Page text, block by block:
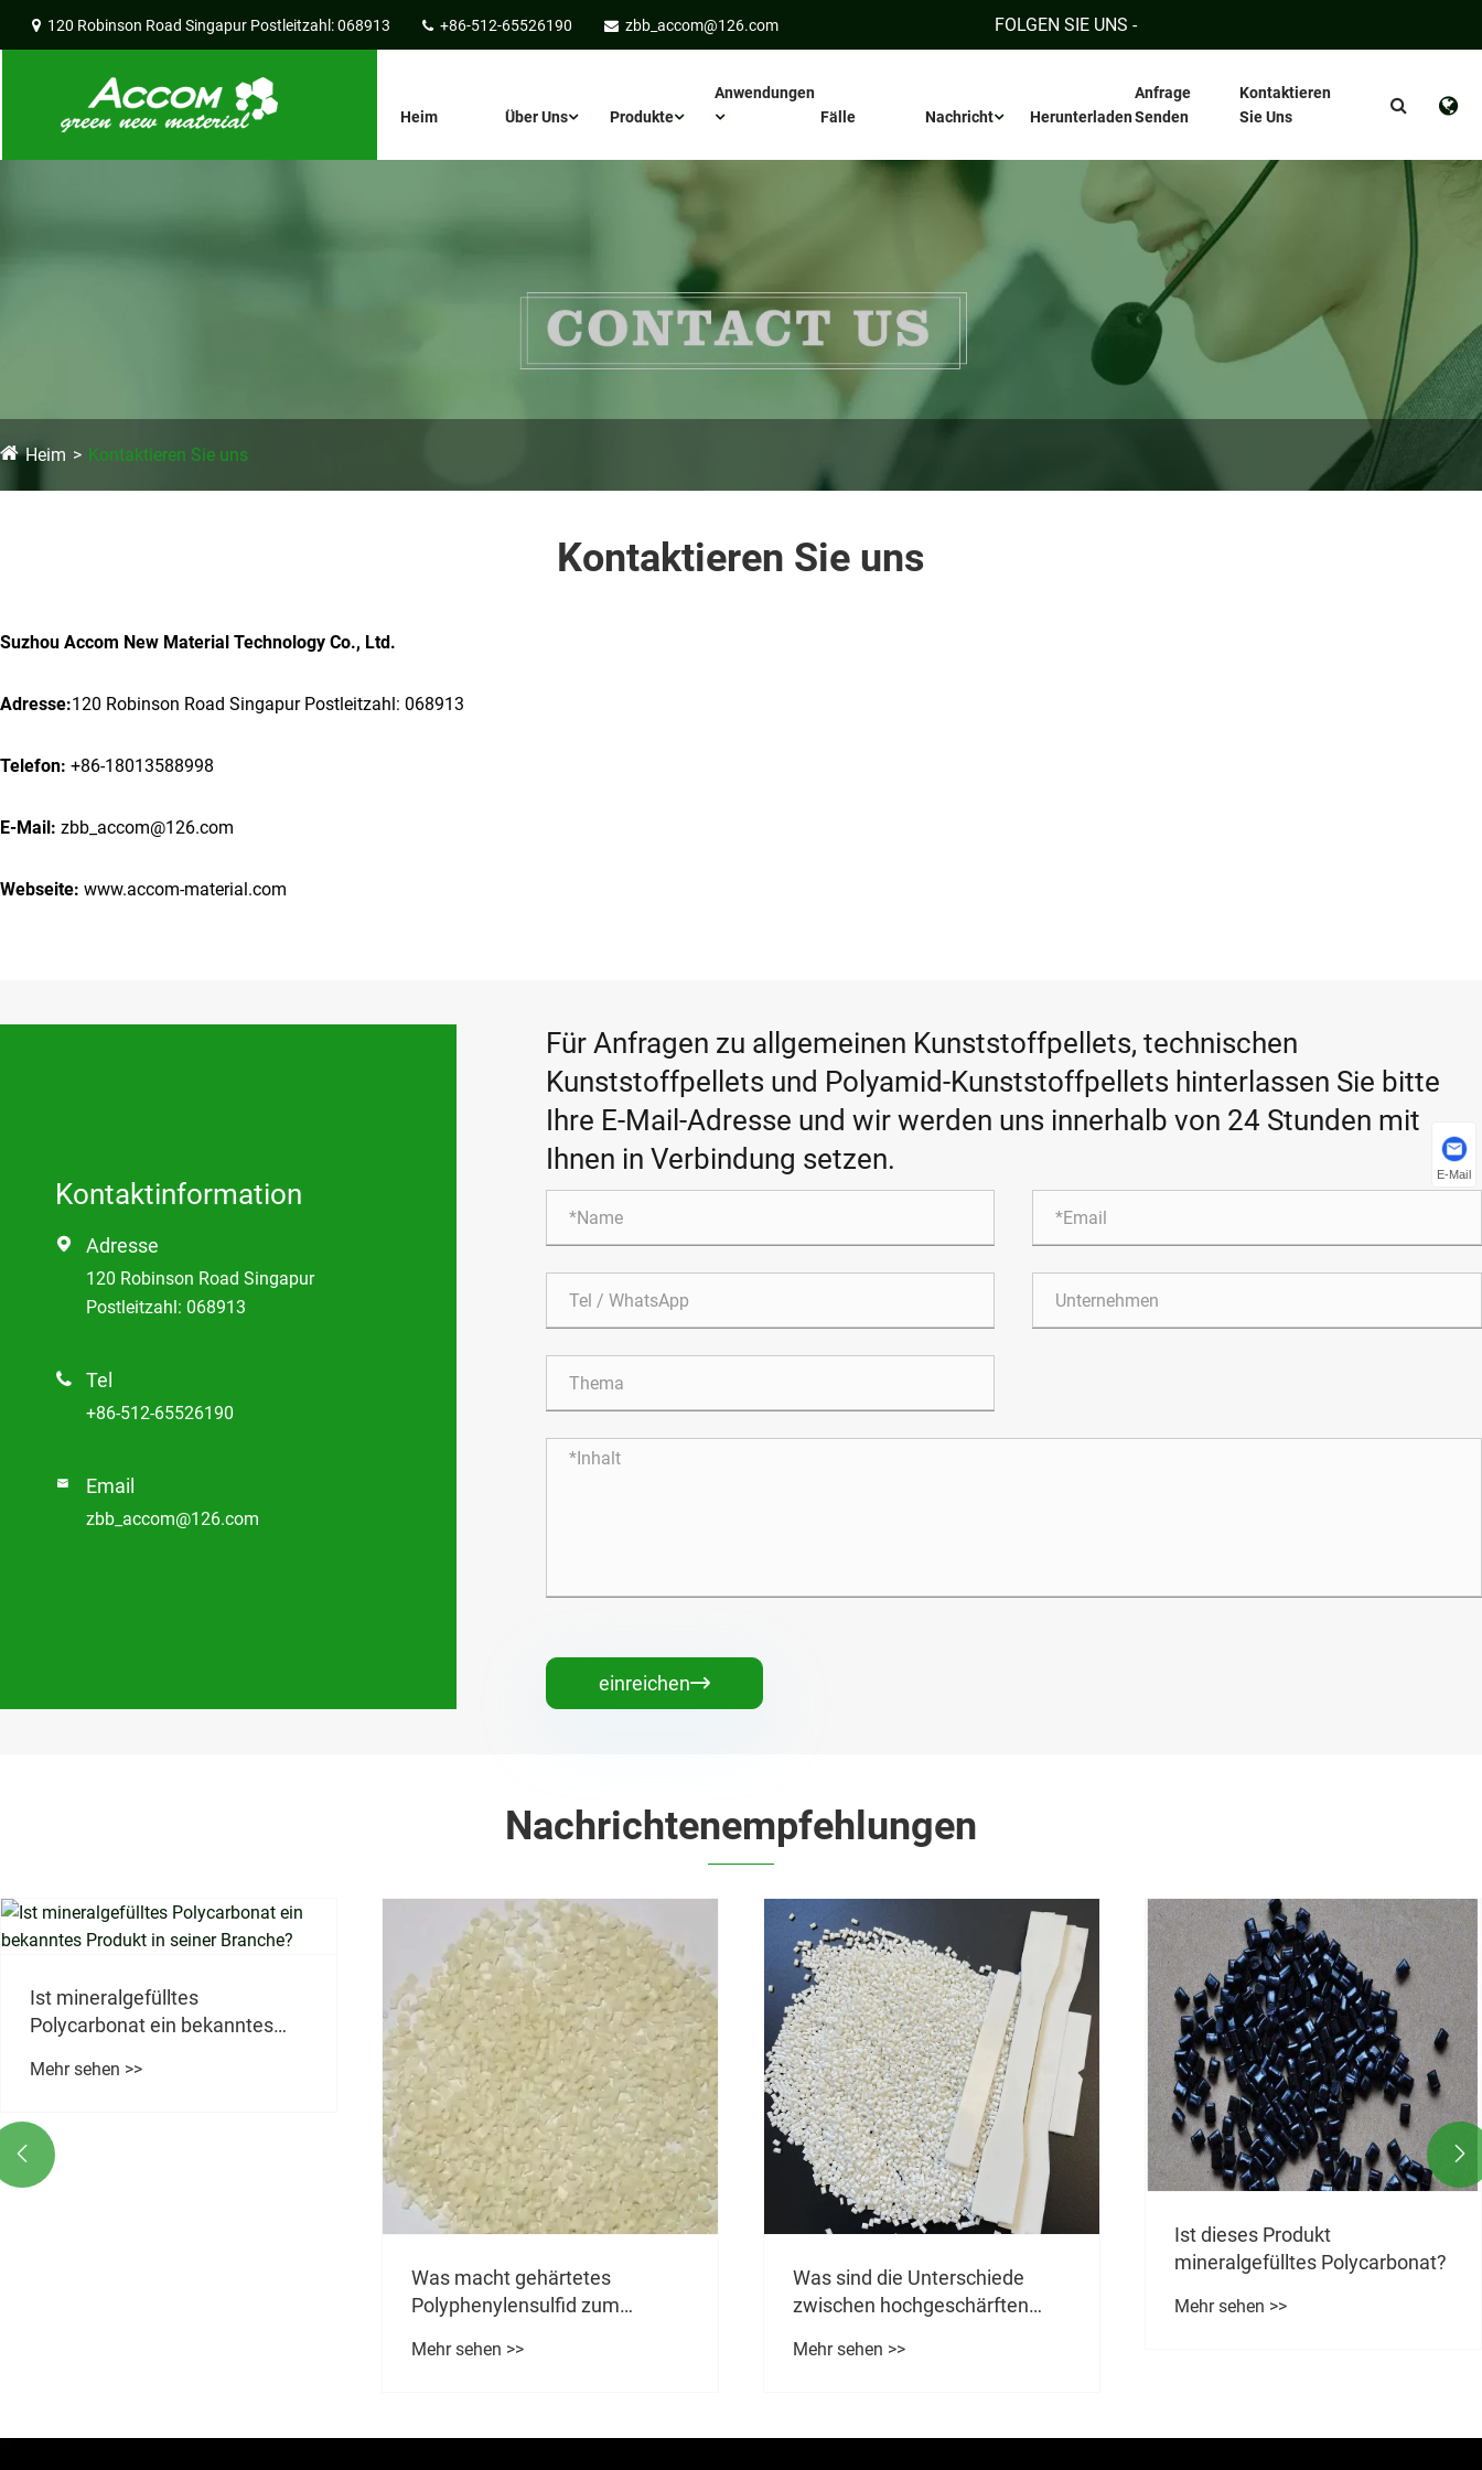
120 Robinson Road Singapur Postleitzahl: 068913 +86-512-65526190 zbb_accom@126.com FOLGEN SIE UNS -
Heim Über Uns Produkte
Anwendungen
Fälle
Nachricht Herunterladen
Anfrage
Senden
Kontaktieren
Sie Uns
Heim Kontaktieren Sie uns
Kontaktieren Sie uns
Suzhou Accom New Material Technology Co., Ltd.
Adresse:120 Robinson Road Singapur Postleitzahl: 068913
Telefon: +86-18013588998
E-Mail: zbb_accom@126.com
Webseite: www.accom-material.com
Kontaktinformation
 Adresse
120 Robinson Road Singapur
Postleitzahl: 068913
 Tel
+86-512-65526190
 Email
zbb_accom@126.com
Für Anfragen zu allgemeinen Kunststoffpellets, technischen
Kunststoffpellets und Polyamid-Kunststoffpellets hinterlassen Sie bitte
Ihre E-Mail-Adresse und wir werden uns innerhalb von 24 Stunden mit
Ihnen in Verbindung setzen.
einreichen
Nachrichtenempfehlungen
Was sind die Unterschiede
zwischen hochgeschärften
Kunststoffen?
Mehr sehen >>
Ist dieses Produkt
Mehr sehen >>
Wie wirkt sich die Zugabe von
antistatischem Polypropylen
 
E-Mail